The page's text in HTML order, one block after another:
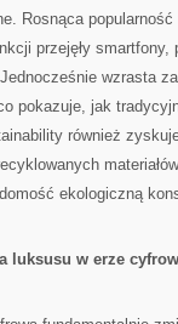
Rosnąca
przejęły
wzrasta
pokazuje, jak
również
ekologiczną
luksusu w erze